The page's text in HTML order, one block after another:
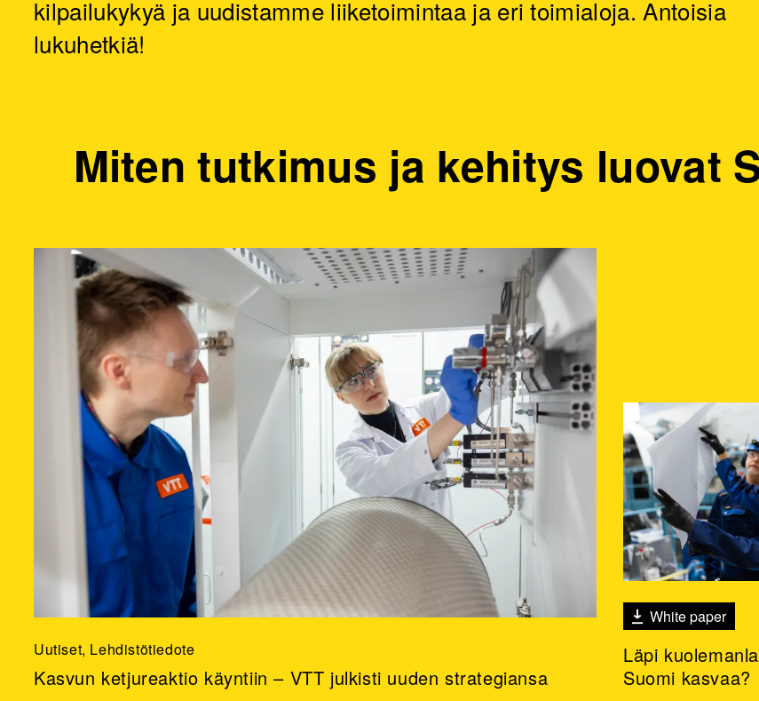
kilpailukykyä ja uudistamme liiketoimintaa ja eri toimialoja. Antoisia
lukuhetkiä!
Miten tutkimus ja kehitys luovat
Uutiset, Lehdistötiedote
Kasvun ketjureaktio käyntiin – VTT julkisti uuden strategiansa
White paper
Läpi
Suomi kasvaa?